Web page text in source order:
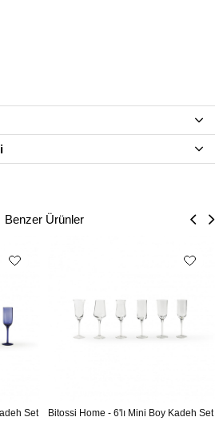
Benzer Ürünler
Set Bitossi Home - 6'lı Mini Boy Kadeh Set